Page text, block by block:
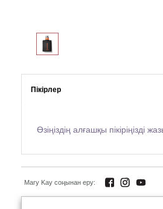
Пікірлер
Өзіңіздің алғашқы пікіріңізді
Mary Kay соңынан еру: